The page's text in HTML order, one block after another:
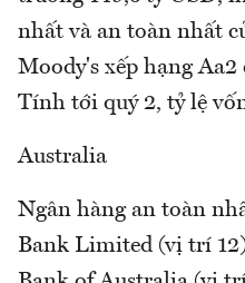
nhất và an toàn nhất
Moody's xếp hạng
Tính tới quý 2, tỷ lệ
Australia
Ngân hàng an toàn
Bank Limited (vị trí